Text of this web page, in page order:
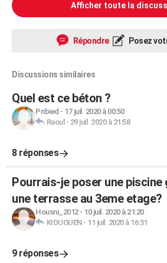
Afficher toute la
Répondre Posez
Discussions similaires
Quel est ce béton ?
Pribied - 17 juil. 2020 à 00:50
Raoul - 29 juil. 2020 à 21:58
8 réponses
Pourrais-je poser une piscine
une terrasse au 3eme etage?
Housni_2012- 10 juil. 2020 à 21:20
KIDUGUEN- 11 juil. 2020 à 16:31
9 réponses